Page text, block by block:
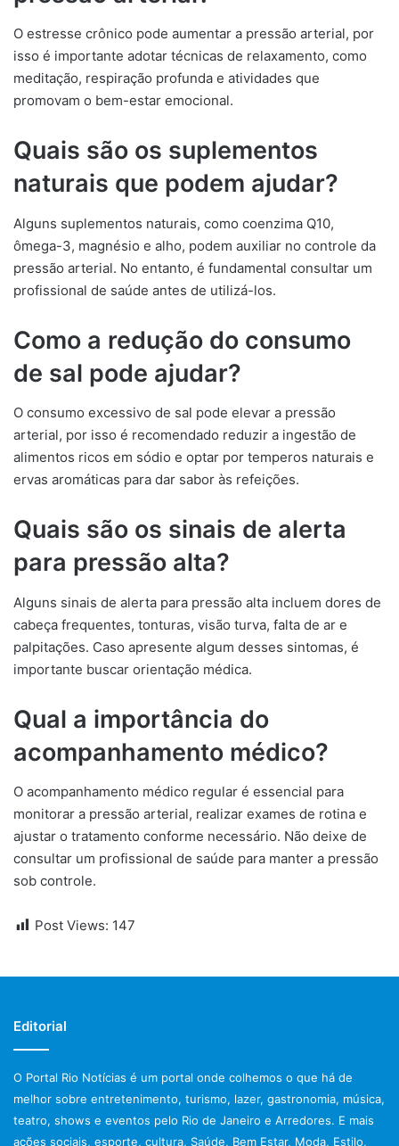
O estresse crônico pode aumentar a pressão arterial, por
isso é importante adotar técnicas de relaxamento, como
meditação, respiração profunda e atividades que
promovam o bem-estar emocional.
Quais são os suplementos
naturais que podem ajudar?
Alguns suplementos naturais, como coenzima Q10,
ômega-3, magnésio e alho, podem auxiliar no controle da
pressão arterial. No entanto, é fundamental consultar um
profissional de saúde antes de utilizá-los.
Como a redução do consumo
de sal pode ajudar?
O consumo excessivo de sal pode elevar a pressão
arterial, por isso é recomendado reduzir a ingestão de
alimentos ricos em sódio e optar por temperos naturais e
ervas aromáticas para dar sabor às refeições.
Quais são os sinais de alerta
para pressão alta?
Alguns sinais de alerta para pressão alta incluem dores de
cabeça frequentes, tonturas, visão turva, falta de ar e
palpitações. Caso apresente algum desses sintomas, é
importante buscar orientação médica.
Qual a importância do
acompanhamento médico?
O acompanhamento médico regular é essencial para
monitorar a pressão arterial, realizar exames de rotina e
ajustar o tratamento conforme necessário. Não deixe de
consultar um profissional de saúde para manter a pressão
sob controle.
Post Views: 147
Editorial
O Portal Rio Notícias é um portal onde colhemos o que há de
melhor sobre entretenimento, turismo, lazer, gastronomia, música,
teatro, shows e eventos pelo Rio de Janeiro e Arredores. E mais
ações sociais, esporte, cultura, Saúde, Bem Estar, Moda, Estilo,